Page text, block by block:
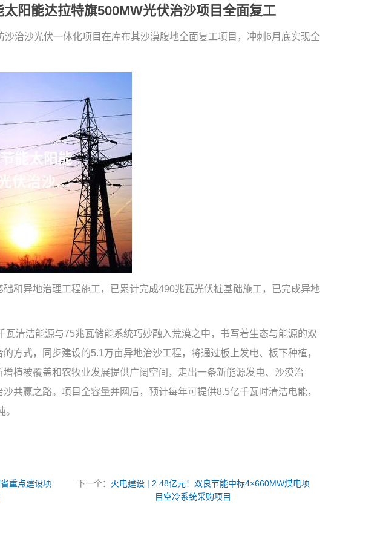
阳能达拉特旗500MW光伏治沙项目全面复工
治沙光伏一体化项目在库布其沙漠腹地全面复工项目，冲刺6月底实现全
和异地治理工程施工，已累计完成490兆瓦光伏桩基础施工，已完成异地
清洁能源与75兆瓦储能系统巧妙融入荒漠之中，书写着生态与能源的双
方式，同步建设的5.1万亩异地治沙工程，将通过板上发电、板下种植，
植被覆盖和农牧业发展提供广阔空间，走出一条新能源发电、沙漠治
共赢之路。项目全容量并网后，预计每年可提供8.5亿千瓦时清洁电能，
重点建设项
下一个： 火电建设 | 2.48亿元！双良节能中标4×660MW煤电项
目空冷系统采购项目